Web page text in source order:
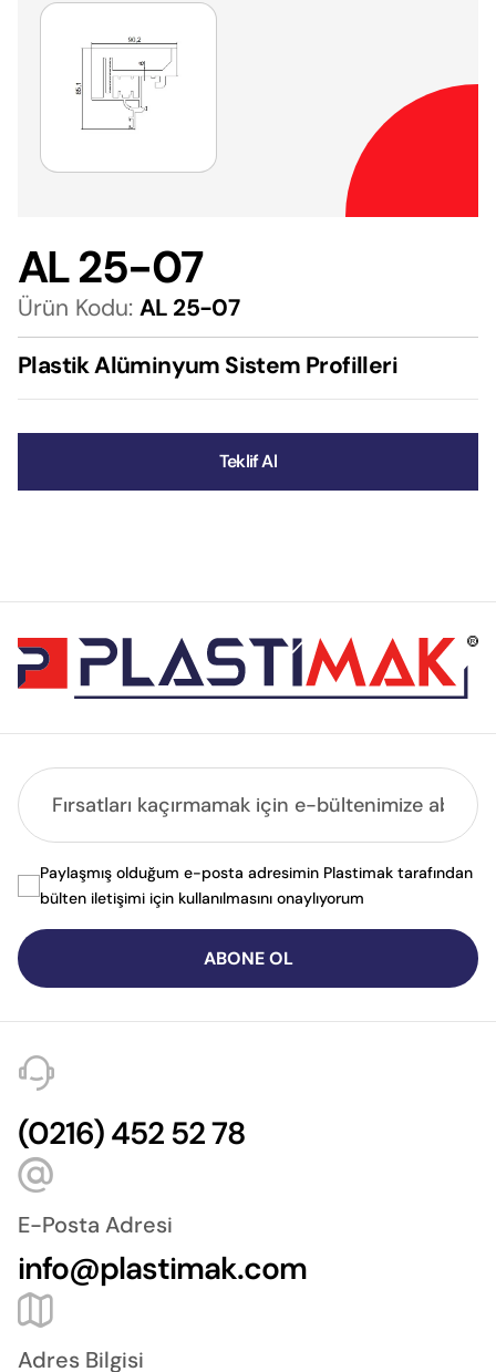
AL 25-07
Ürün Kodu: AL 25-07
Plastik Alüminyum Sistem Profilleri
Teklif Al
ABONE OL
Paylaşmış olduğum e-posta adresimin Plastimak tarafından
bülten iletişimi için kullanılmasını onaylıyorum
(0216) 452 52 78
E-Posta Adresi
info@plastimak.com
Adres Bilgisi